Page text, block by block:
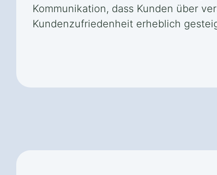
Kommunikation, dass Kunden über
Kundenzufriedenheit erheblich